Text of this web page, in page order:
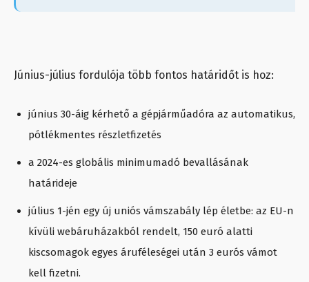
Június-július fordulója több fontos határidőt is hoz:
június 30-áig kérhető a gépjárműadóra az automatikus,
pótlékmentes részletfizetés
a 2024-es globális minimumadó bevallásának
határideje
július 1-jén egy új uniós vámszabály lép életbe: az EU-n
kívüli webáruházakból rendelt, 150 euró alatti
kiscsomagok egyes áruféleségei után 3 eurós vámot
kell fizetni.